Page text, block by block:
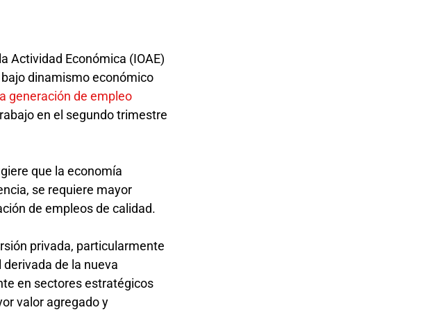
Actividad Económica (IOAE)
dinamismo económico
generación de empleo
en el segundo trimestre
que la economía
se requiere mayor
de empleos de calidad.
privada, particularmente
de la nueva
en sectores estratégicos
valor agregado y